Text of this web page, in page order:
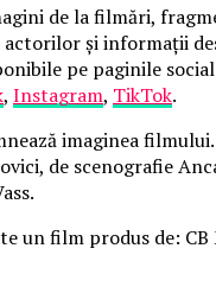
de la filmări,
și informații
pe paginile
, Instagram, TikTok.
imaginea
de scenografie
un film produs de: